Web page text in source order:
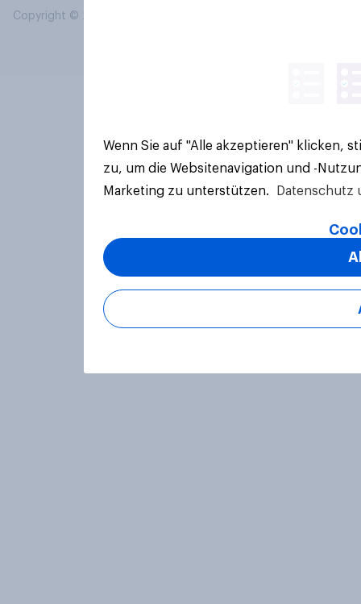
Copyright © 2026 YouGov PLC. Alle Rechte vorbehalten.
Wenn Sie auf "Alle akzeptieren" klicken,
zu, um die Websitenavigation und -
Marketing zu unterstützen.
Datenschutz